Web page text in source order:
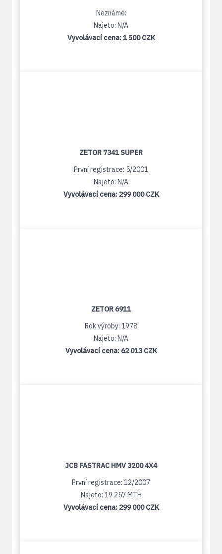
Neznámé:
Najeto: N/A
Vyvolávací cena:1 500 CZK
ZETOR 7341 SUPER
První registrace: 5/2001
Najeto: N/A
Vyvolávací cena: 299 000 CZK
ZETOR 6911
Rok výroby: 1978
Najeto: N/A
Vyvolávací cena: 62 013 CZK
JCB FASTRAC HMV 3200 4X4
První registrace: 12/2007
Najeto: 19 257 MTH
Vyvolávací cena: 299 000 CZK